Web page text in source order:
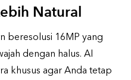
Natural
beresolusi 16MP yang
dengan halus. AI
khusus agar Anda tetap